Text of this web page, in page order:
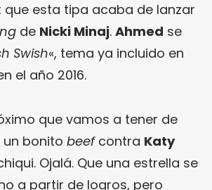
esta tipa acaba de lanzar
de Nicki Minaj. Ahmed se
Swish«, tema ya incluido en
el año 2016.
que vamos a tener de
un bonito beefcontra Katy
Ojalá. Que una estrella se
a partir de logros, pero